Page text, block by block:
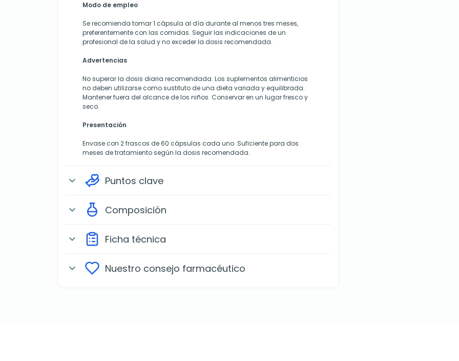
Modo de empleo
Se recomienda tomar 1 cápsula al día durante al menos tres meses,
preferentemente con las comidas. Seguir las indicaciones de un
profesional de la salud y no exceder la dosis recomendada.
Advertencias
No superar la dosis diaria recomendada. Los suplementos alimenticios
no deben utilizarse como sustituto de una dieta variada y equilibrada.
Mantener fuera del alcance de los niños. Conservar en un lugar fresco y
seco.
Presentación
Envase con 2 frascos de 60 cápsulas cada uno. Suficiente para dos
meses de tratamiento según la dosis recomendada.
expand_more Puntos clave
expand_more Composición
expand_more Ficha técnica
expand_more Nuestro consejo farmacéutico